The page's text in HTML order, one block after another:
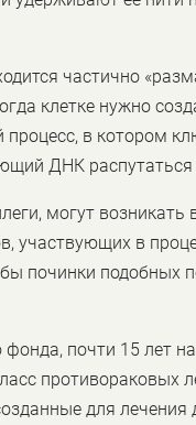
частично
клетке нужно
в котором
ДНК распутаться
могут возникать
участвующих в
починки подобных
почти 15 лет
противораковых
для лечения